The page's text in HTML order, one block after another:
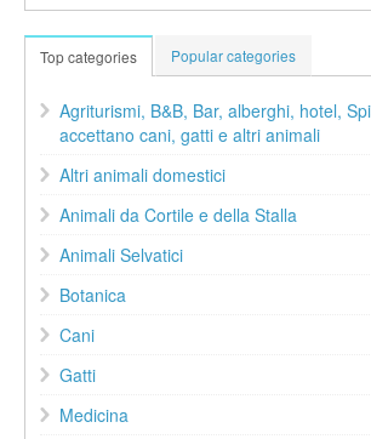
Top categories Popular categories
Agriturismi, B&B, Bar, alberghi, hotel,
accettano cani, gatti e altri animali
Altri animali domestici
Animali da Cortile e della Stalla
Animali Selvatici
Botanica
Cani
Gatti
Medicina